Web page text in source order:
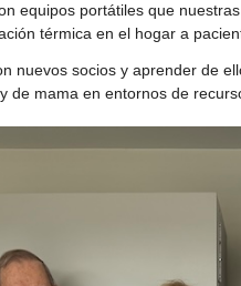
equipos portátiles que
térmica en el hogar a
nuevos socios y aprender de
de mama en entornos de